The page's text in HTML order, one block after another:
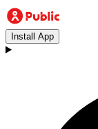
Install App